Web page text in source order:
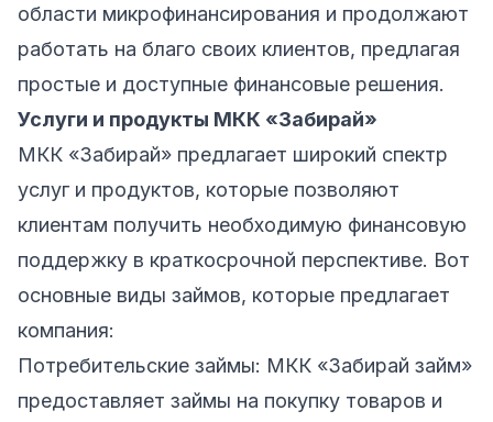
области микрофинансирования и продолжают
работать на благо своих клиентов, предлагая
простые и доступные финансовые решения.
Услуги и продукты МКК «Забирай»
МКК «Забирай» предлагает широкий спектр
услуг и продуктов, которые позволяют
клиентам получить необходимую финансовую
поддержку в краткосрочной перспективе. Вот
основные виды займов, которые предлагает
компания:
Потребительские займы: МКК «Забирай займ»
предоставляет займы на покупку товаров и